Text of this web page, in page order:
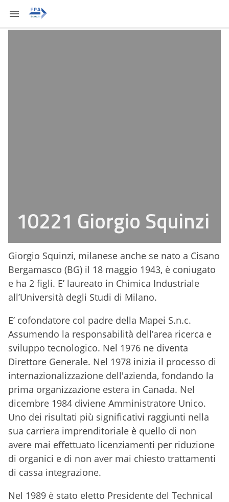
10221 Giorgio Squinzi
Giorgio Squinzi, milanese anche se nato a Cisano
Bergamasco (BG) il 18 maggio 1943, è coniugato
e ha 2 figli. E’ laureato in Chimica Industriale
all’Università degli Studi di Milano.
E’ cofondatore col padre della Mapei S.n.c.
Assumendo la responsabilità dell’area ricerca e
sviluppo tecnologico. Nel 1976 ne diventa
Direttore Generale. Nel 1978 inizia il processo di
internazionalizzazione dell'azienda, fondando la
prima organizzazione estera in Canada. Nel
dicembre 1984 diviene Amministratore Unico.
Uno dei risultati più significativi raggiunti nella
sua carriera imprenditoriale è quello di non
avere mai effettuato licenziamenti per riduzione
di organici e di non aver mai chiesto trattamenti
di cassa integrazione.
Nel 1989 è stato eletto Presidente del Technical